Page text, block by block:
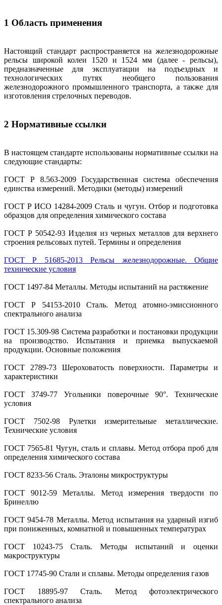
1 Область применения
Настоящий стандарт распространяется на железнодорожные
рельсы широкой колеи 1520 и 1524 мм (далее - рельсы),
предназначенные для эксплуатации на подъездных и
технологических путях необщего пользования
железнодорожного промышленного транспорта, а также для
изготовления стрелочных переводов.
2 Нормативные ссылки
В настоящем стандарте использованы нормативные ссылки на
следующие стандарты:
ГОСТ Р 8.563-2009 Государственная система обеспечения
единства измерений. Методики (методы) измерений
ГОСТ Р ИСО 14284-2009 Сталь и чугун. Отбор и подготовка
образцов для определения химического состава
ГОСТ Р 50542-93 Изделия из черных металлов для верхнего
строения рельсовых путей. Термины и определения
ГОСТ Р 51685-2013 Рельсы железнодорожные. Общие
технические условия
ГОСТ 1497-84 Металлы. Методы испытаний на растяжение
ГОСТ Р 54153-2010 Сталь. Метод атомно-эмиссионного
спектрального анализа
ГОСТ 15.309-98 Система разработки и постановки продукции
на производство. Испытания и приемка выпускаемой
продукции. Основные положения
ГОСТ 2789-73 Шероховатость поверхности. Параметры и
характеристики
ГОСТ 3749-77 Угольники поверочные 90°. Технические
условия
ГОСТ 7502-98 Рулетки измерительные металлические.
Технические условия
ГОСТ 7565-81 Чугун, сталь и сплавы. Метод отбора проб для
определения химического состава
ГОСТ 8233-56 Сталь. Эталоны микроструктуры
ГОСТ 9012-59 Металлы. Метод измерения твердости по
Бринеллю
ГОСТ 9454-78 Металлы. Метод испытания на ударный изгиб
при пониженных, комнатной и повышенных температурах
ГОСТ 10243-75 Сталь. Методы испытаний и оценки
макроструктуры
ГОСТ 17745-90 Стали и сплавы. Методы определения газов
ГОСТ 18895-97 Сталь. Метод фотоэлектрического
спектрального анализа